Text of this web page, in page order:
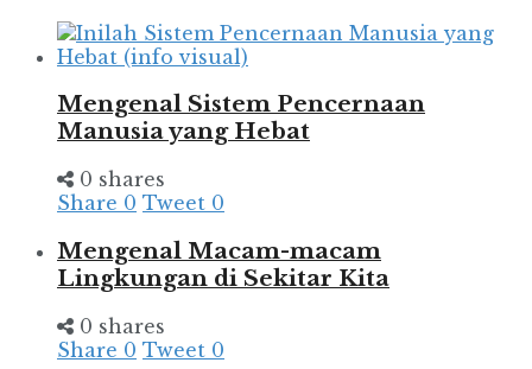
Mengenal Sistem Pencernaan
Manusia yang Hebat
0 shares
Share 0 Tweet 0
Mengenal Macam-macam
Lingkungan di Sekitar Kita
0 shares
Share 0 Tweet 0